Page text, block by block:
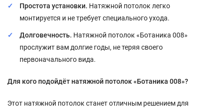
Простота установки. Натяжной потолок легко
монтируется и не требует специального ухода.
Долговечность. Натяжной потолок «Ботаника 008»
прослужит вам долгие годы, не теряя своего
первоначального вида.
Для кого подойдёт натяжной потолок «Ботаника 008»?
Этот натяжной потолок станет отличным решением для